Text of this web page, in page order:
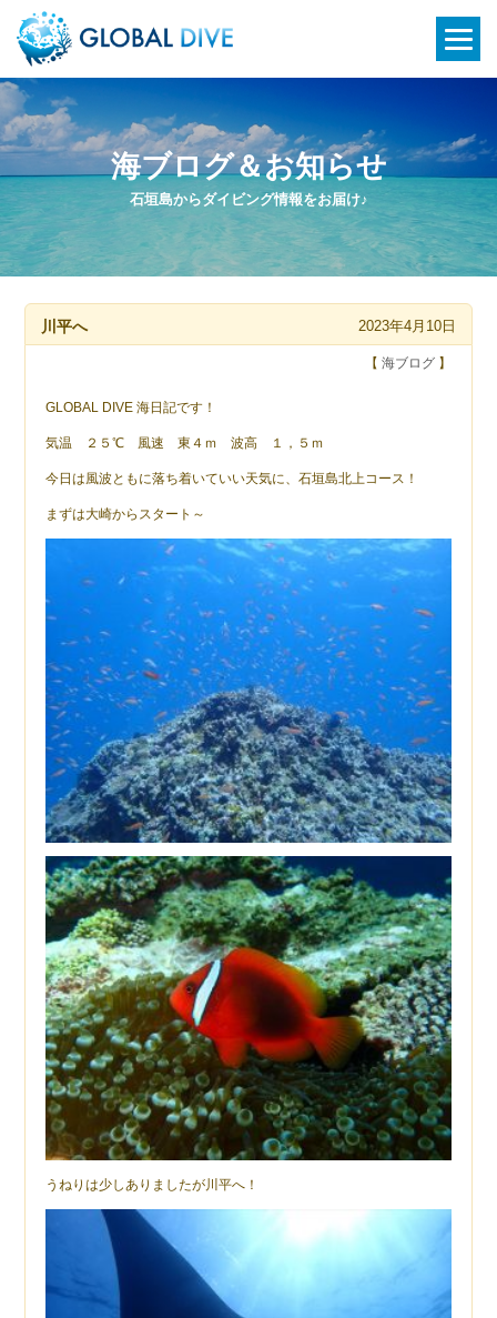
石垣島からダイビング情報をお届け♪
海ブログ＆お知らせ
川平へ 2023年4月10日
【 海ブログ】
GLOBAL DIVE 海日記です！
気温 ２５℃ 風速 東４ｍ 波高 １，５ｍ
今日は風波ともに落ち着いていい天気に、石垣島北上コース！
まずは大崎からスタート～
うねりは少しありましたが川平へ！